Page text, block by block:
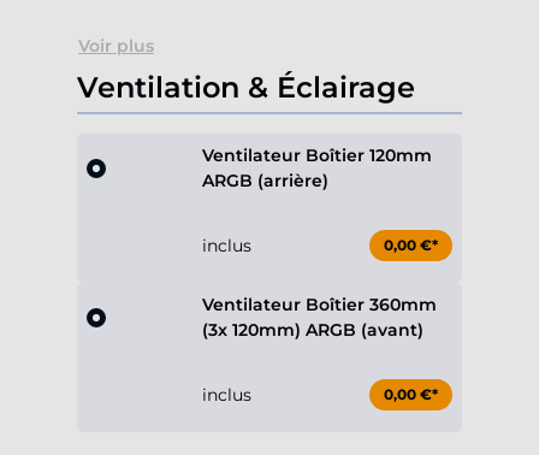
Voir plus
Ventilation & Éclairage
Ventilateur Boîtier 120mm
ARGB (arrière)
inclus 0,00 €*
Ventilateur Boîtier 360mm
(3x 120mm) ARGB (avant)
inclus 0,00 €*